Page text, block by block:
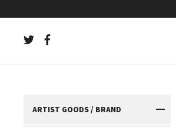
ARTIST GOODS / BRAND